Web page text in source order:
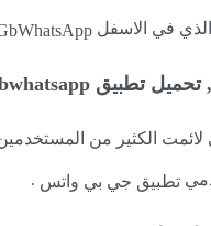
في الاسفل
لائمت الكثير من
تطبيق جي بي واتس .